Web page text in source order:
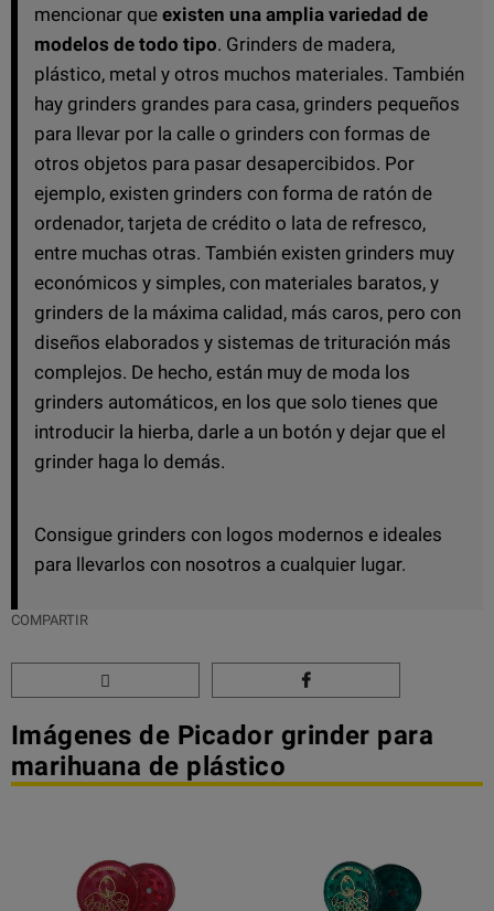
mencionar que existen una amplia variedad de
modelos de todo tipo. Grinders de madera,
plástico, metal y otros muchos materiales. También
hay grinders grandes para casa, grinders pequeños
para llevar por la calle o grinders con formas de
otros objetos para pasar desapercibidos. Por
ejemplo, existen grinders con forma de ratón de
ordenador, tarjeta de crédito o lata de refresco,
entre muchas otras. También existen grinders muy
económicos y simples, con materiales baratos, y
grinders de la máxima calidad, más caros, pero con
diseños elaborados y sistemas de trituración más
complejos. De hecho, están muy de moda los
grinders automáticos, en los que solo tienes que
introducir la hierba, darle a un botón y dejar que el
grinder haga lo demás.
Consigue grinders con logos modernos e ideales
para llevarlos con nosotros a cualquier lugar.
COMPARTIR
Imágenes de Picador grinder para
marihuana de plástico